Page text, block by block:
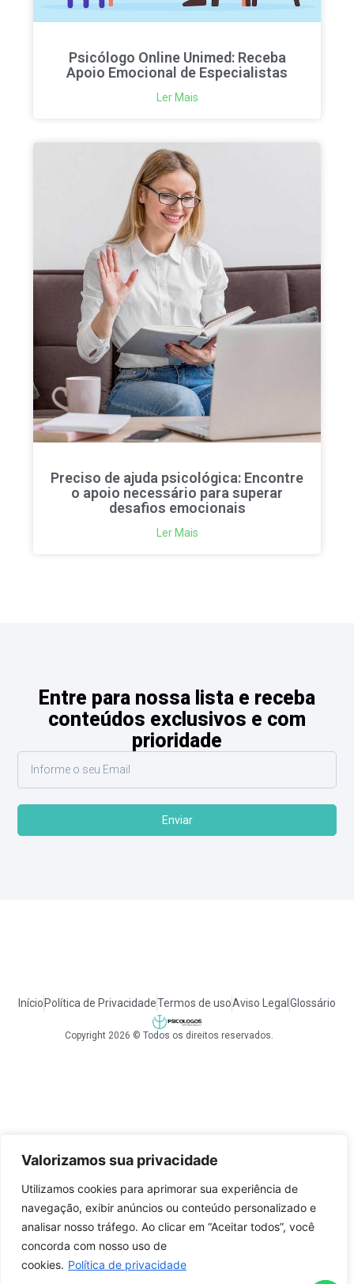
Valorizamos sua privacidade
Utilizamos cookies para aprimorar sua experiência de
navegação, exibir anúncios ou conteúdo personalizado e
analisar nosso tráfego. Ao clicar em “Aceitar todos”, você
concorda com nosso uso de
cookies. Política de privacidade
Psicólogo Online Unimed: Receba
Apoio Emocional de Especialistas
Ler Mais
Preciso de ajuda psicológica: Encontre
o apoio necessário para superar
desafios emocionais
Ler Mais
Entre para nossa lista e receba
conteúdos exclusivos e com
prioridade
Enviar
Início Política de PrivacidadeTermos de usoAviso Legal Glossário
Copyright 2026 © Todos os direitos reservados.